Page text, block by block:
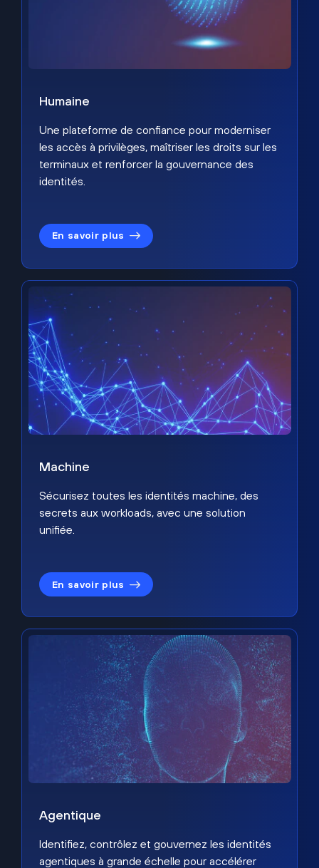
Humaine
Une plateforme de confiance pour moderniser
les accès à privilèges, maîtriser les droits sur les
terminaux et renforcer la gouvernance des
identités.
En savoir plus
Machine
Sécurisez toutes les identités machine, des
secrets aux workloads, avec une solution
unifiée.
En savoir plus
Agentique
Identifiez, contrôlez et gouvernez les identités
agentiques à grande échelle pour accélérer